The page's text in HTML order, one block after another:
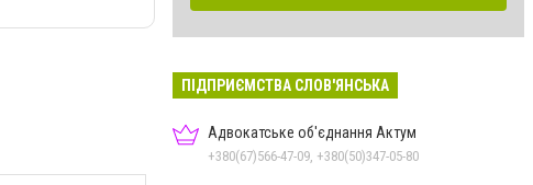
ПІДПРИЄМСТВА СЛОВ'ЯНСЬКА
Адвокатське об'єднання Актум
+380(67)566-47-09, +380(50)347-05-80